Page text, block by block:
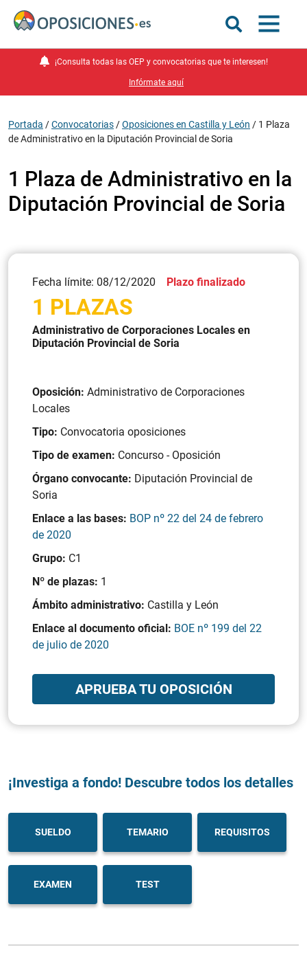
¡Consulta todas las OEP y convocatorias que te interesen!
Infórmate aquí
Portada /Convocatorias /Oposiciones en Castilla y León / 1 Plaza
de Administrativo en la Diputación Provincial de Soria
1 Plaza de Administrativo en la
Diputación Provincial de Soria
Fecha límite: 08/12/2020 Plazo finalizado
1 PLAZAS
Administrativo de Corporaciones Locales en
Diputación Provincial de Soria
Oposición: Administrativo de Corporaciones
Locales
Tipo: Convocatoria oposiciones
Tipo de examen: Concurso - Oposición
Órgano convocante: Diputación Provincial de
Soria
Enlace a las bases: BOP nº 22 del 24 de febrero
de 2020
Grupo: C1
Nº de plazas: 1
Ámbito administrativo: Castilla y León
Enlace al documento oficial: BOE nº 199 del 22
de julio de 2020
APRUEBA TU OPOSICIÓN
¡Investiga a fondo! Descubre todos los detalles
SUELDO TEMARIO REQUISITOS
EXAMEN TEST